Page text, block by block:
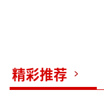
杰瑞米·艾
精彩推荐